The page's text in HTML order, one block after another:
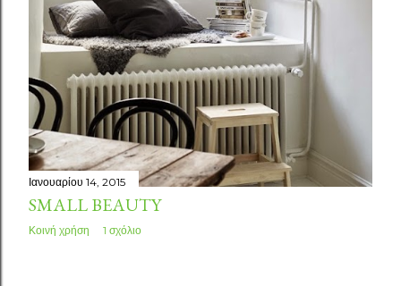
Ιανουαρίου 14, 2015
SMALL BEAUTY
Κοινή χρήση 1 σχόλιο